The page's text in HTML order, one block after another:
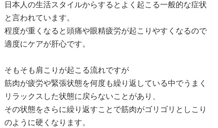
日本人の生活スタイルからするとよく起こる一般的な症状
と言われています。
程度が重くなると頭痛や眼精疲労が起こりやすくなるので
適度にケアが肝心です。
そもそも肩こりが起こる流れですが
筋肉が疲労や緊張状態を何度も繰り返している中でうまく
リラックスした状態に戻らないことがあり、
その状態をさらに繰り返すことで筋肉がゴリゴリとしこり
のように硬くなります。